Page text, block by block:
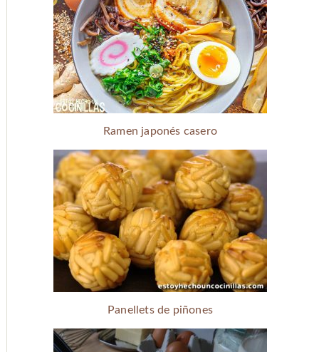
Ramen japonés casero
Panellets de piñones